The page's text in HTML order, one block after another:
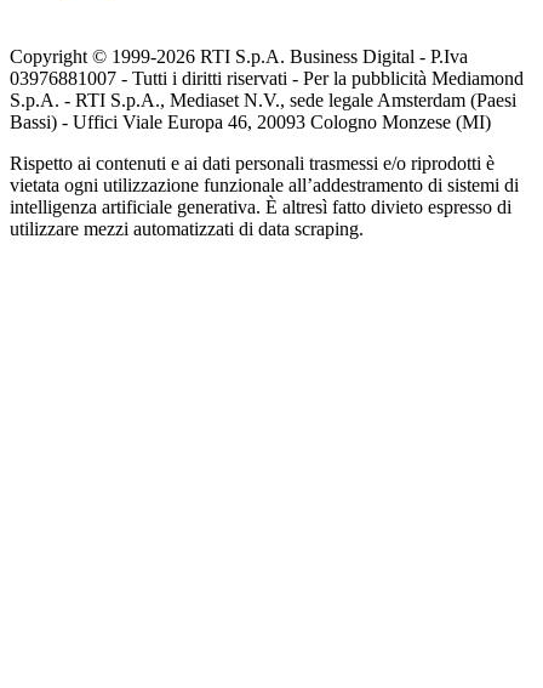
Copyright © 1999-2026 RTI S.p.A. Business Digital - P.Iva
03976881007 - Tutti i diritti riservati - Per la pubblicità Mediamond
S.p.A. - RTI S.p.A., Mediaset N.V., sede legale Amsterdam (Paesi
Bassi) - Uffici Viale Europa 46, 20093 Cologno Monzese (MI)
Rispetto ai contenuti e ai dati personali trasmessi e/o riprodotti è
vietata ogni utilizzazione funzionale all’addestramento di sistemi di
intelligenza artificiale generativa. È altresì fatto divieto espresso di
utilizzare mezzi automatizzati di data scraping.